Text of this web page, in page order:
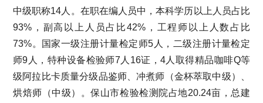
中级职称14人。在职在编人员中，本科学历以上人员占比
93%，副高以上人员占比42%，工程师以上人数占比
73%。国家一级注册计量检定师5人，二级注册计量检定
师9人，特种设备检验师7人16证，4人取得精品咖啡Q等
级阿拉比卡质量分级品鉴师、冲煮师（金杯萃取中级）、
烘焙师（中级）。保山市检验检测院占地20.24亩，总建